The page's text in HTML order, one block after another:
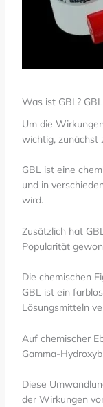
Was ist GBL?
Um die
wichtig, zunächst
GBL ist eine
und in
wird.
Zusätzlich hat
Popularität
Die chemischen
GBL ist ein
Lösungsmitteln
Auf chemischer
Gamma-
Diese
der Wirkungen